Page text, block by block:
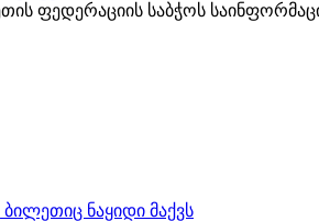
ფედერაციის საბჭოს
ნაყიდი მაქვს